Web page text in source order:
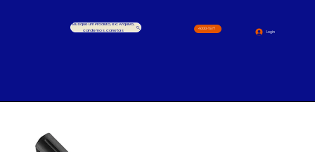
Busque um Produto, ex.: Arquivo,
cardernos, canetas
4000-1517
Login